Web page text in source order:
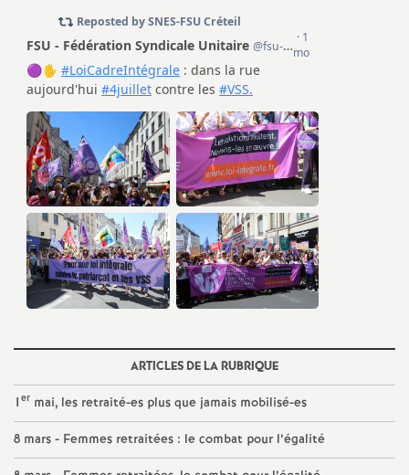
e
m
e
n
t
s
d
e
S
e
ARTICLES DE LA RUBRIQUE
1er mai, les retraité-es plus que jamais mobilisé-es
8 mars - Femmes retraitées : le combat pour l’égalité